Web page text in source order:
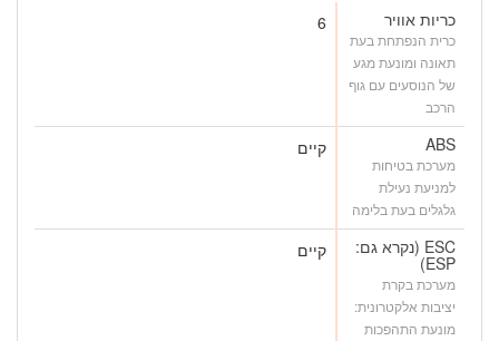
כריות אוויר
כרית הנפתחת בעת
תאונה ומונעת מגע
של הנוסעים עם גוף
הרכב
6
ABS
מערכת בטיחות
למניעת נעילת
גלגלים בעת בלימה
קיים
ESC (נקרא גם:
ESP)
מערכת בקרת
יציבות אלקטרונית:
מונעת התהפכות
קיים